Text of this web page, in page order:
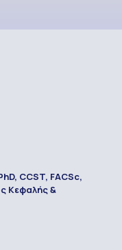
CCST, FACSc,
Κεφαλής &